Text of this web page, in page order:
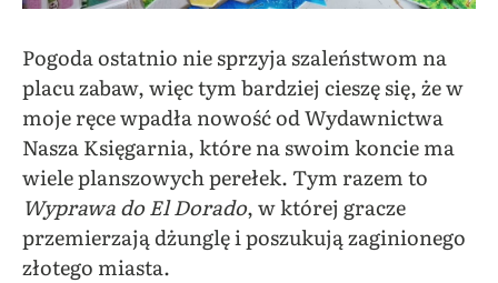
Pogoda ostatnio nie sprzyja szaleństwom na
placu zabaw, więc tym bardziej cieszę się, że w
moje ręce wpadła nowość od Wydawnictwa
Nasza Księgarnia, które na swoim koncie ma
wiele planszowych perełek. Tym razem to
Wyprawa do El Dorado, w której gracze
przemierzają dżunglę i poszukują zaginionego
złotego miasta.